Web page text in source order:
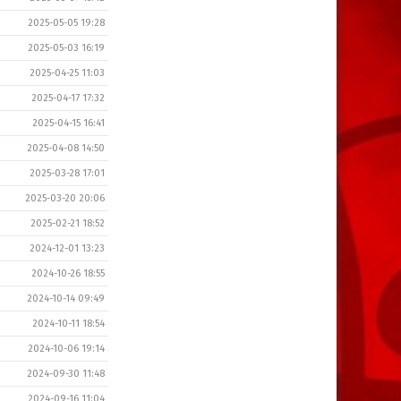
2025-05-05 19:28
2025-05-03 16:19
2025-04-25 11:03
2025-04-17 17:32
2025-04-15 16:41
2025-04-08 14:50
2025-03-28 17:01
2025-03-20 20:06
2025-02-21 18:52
2024-12-01 13:23
2024-10-26 18:55
2024-10-14 09:49
2024-10-11 18:54
2024-10-06 19:14
2024-09-30 11:48